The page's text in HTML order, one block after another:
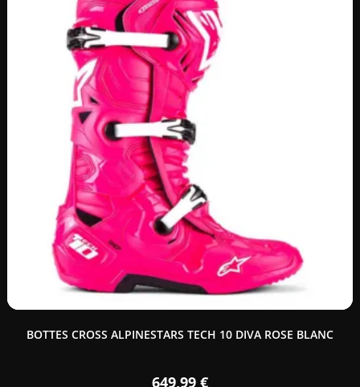
BOTTES CROSS ALPINESTARS TECH 10 DIVA ROSE BLANC
649,99 €